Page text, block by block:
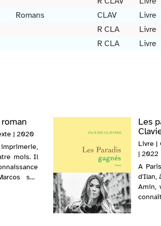
Romans CLAV Livre
R CLA Livre
R CLA Livre
| 2020
mois. Il
son
Les
Livre |
| 2022
A
d'Ilan,
Amin,